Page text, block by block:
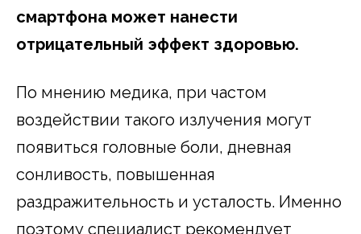
смартфона может нанести
отрицательный эффект здоровью.
По мнению медика, при частом
воздействии такого излучения могут
появиться головные боли, дневная
сонливость, повышенная
раздражительность и усталость. Именно
поэтому специалист рекомендует